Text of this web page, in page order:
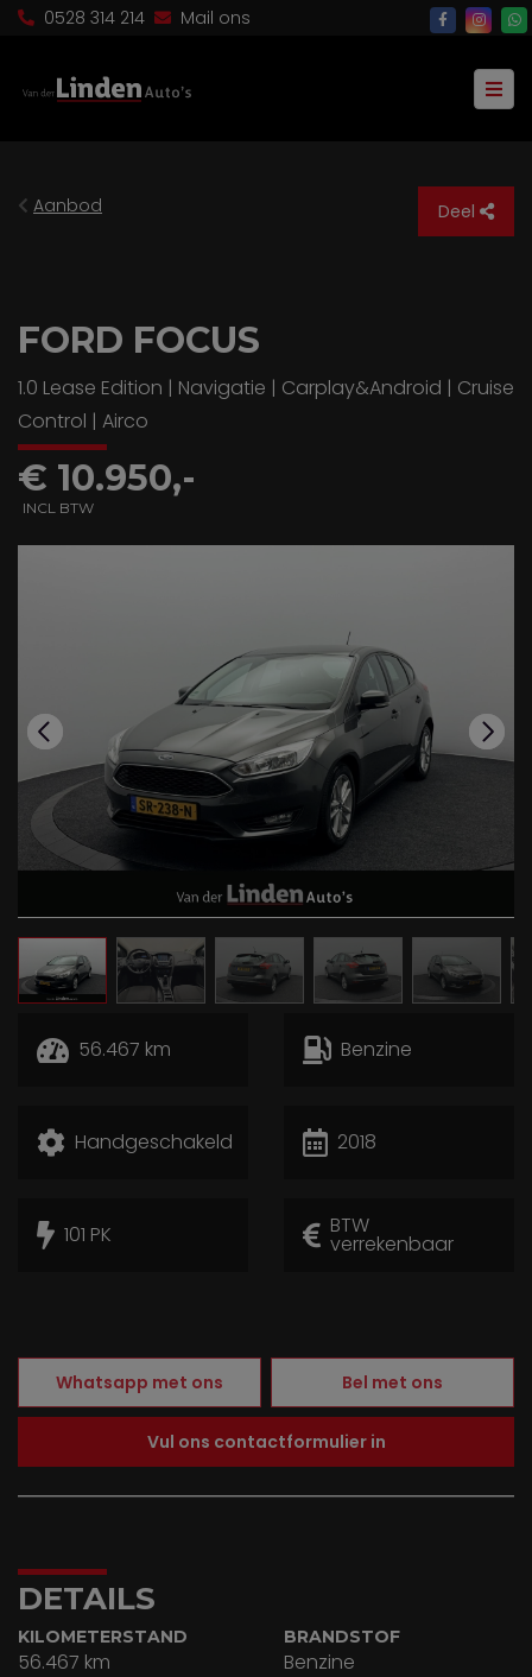
0528 314 214 Mail ons
Aanbod Deel
FORD FOCUS
1.0 Lease Edition | Navigatie | Carplay&Android | Cruise
Control | Airco
€ 10.950,-
INCL BTW
56.467 km Benzine
Handgeschakeld 2018
101 PK BTW
verrekenbaar
Whatsapp met ons Bel met ons
Vul ons contactformulier in
DETAILS
KILOMETERSTAND
56.467 km
BRANDSTOF
Benzine